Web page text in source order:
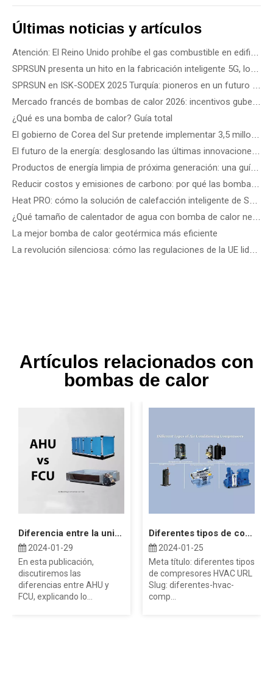
Últimas noticias y artículos
¿Qué es una bomba de calor? Guía total
Productos de energía limpia de próxima generación: una guía de los últimos dispositivos de energía eólica, solar de precisión y renovable
La mejor bomba de calor geotérmica más eficiente
Artículos relacionados con
bombas de calor
Diferencia entre la unidad Fan Coil AHU y FCU
2024-01-29
En esta publicación,
discutiremos las
diferencias entre AHU y
FCU, explicando lo...
Diferentes tipos de compresores HVAC
2024-01-25
Meta título: diferentes tipos
de compresores HVAC URL
Slug: diferentes-hvac-
comp...